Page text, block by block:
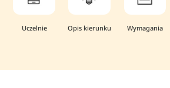
Uczelnie Opis kierunku Wymagania